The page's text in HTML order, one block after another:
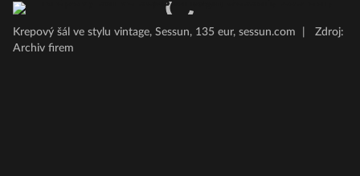
Krepový šál ve stylu vintage, Sessun, 135 eur, sessun.com
Zdroj:
Archiv firem